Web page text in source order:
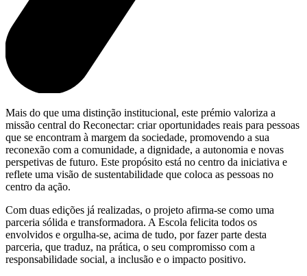
Mais do que uma distinção institucional, este prémio valoriza a
missão central do Reconectar: criar oportunidades reais para pessoas
que se encontram à margem da sociedade, promovendo a sua
reconexão com a comunidade, a dignidade, a autonomia e novas
perspetivas de futuro. Este propósito está no centro da iniciativa e
reflete uma visão de sustentabilidade que coloca as pessoas no
centro da ação.
Com duas edições já realizadas, o projeto afirma-se como uma
parceria sólida e transformadora. A Escola felicita todos os
envolvidos e orgulha-se, acima de tudo, por fazer parte desta
parceria, que traduz, na prática, o seu compromisso com a
responsabilidade social, a inclusão e o impacto positivo.